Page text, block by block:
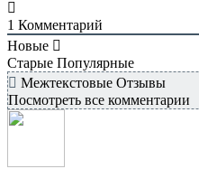
1 Комментарий
Новые
Старые Популярные
Межтекстовые Отзывы
Посмотреть все комментарии